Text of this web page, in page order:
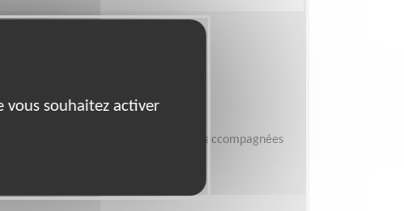
de familles en difficulté
Humanisme - Lorraine
:
variable en fonction des personnes accompagnées
vous souhaitez activer